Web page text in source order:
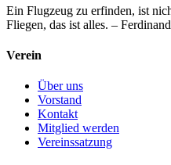
Ein Flugzeug zu erfinden, ist
Fliegen, das ist alles. –
Verein
Über uns
Vorstand
Kontakt
Mitglied werden
Vereinssatzung